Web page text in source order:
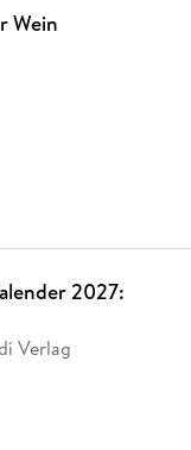
Wein
2027:
Verlag